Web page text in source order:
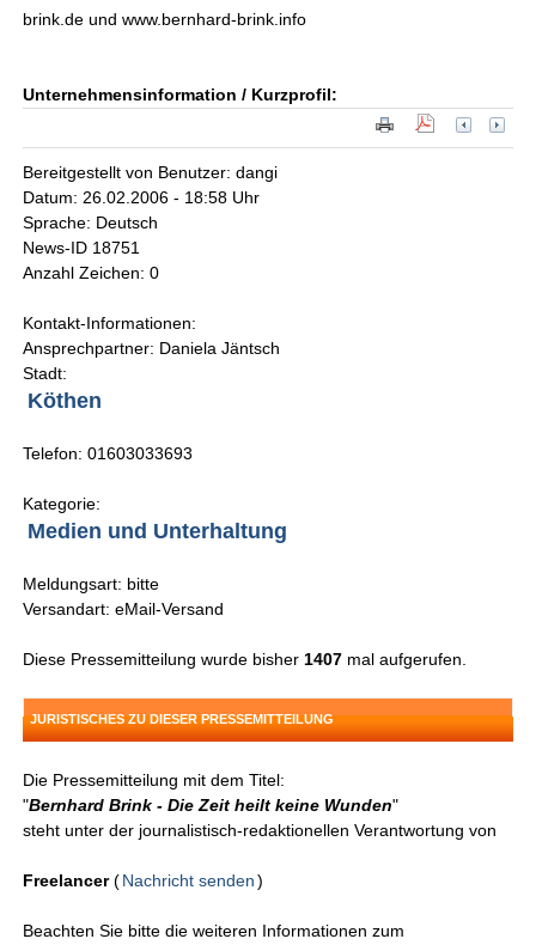
brink.de und www.bernhard-brink.info
Unternehmensinformation / Kurzprofil:
Bereitgestellt von Benutzer: dangi
Datum: 26.02.2006 - 18:58 Uhr
Sprache: Deutsch
News-ID 18751
Anzahl Zeichen: 0
Kontakt-Informationen:
Ansprechpartner: Daniela Jäntsch
Stadt:
Köthen
Telefon: 01603033693
Kategorie:
Medien und Unterhaltung
Meldungsart: bitte
Versandart: eMail-Versand
Diese Pressemitteilung wurde bisher 1407 mal aufgerufen.
JURISTISCHES ZU DIESER PRESSEMITTEILUNG
Die Pressemitteilung mit dem Titel:
"Bernhard Brink - Die Zeit heilt keine Wunden"
steht unter der journalistisch-redaktionellen Verantwortung von
Freelancer(Nachricht senden )
Beachten Sie bitte die weiteren Informationen zum